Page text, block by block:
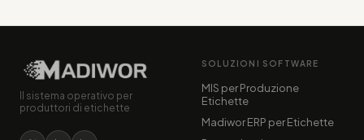
Il sistema operativo per
produttori di etichette
SOLUZIONI SOFTWARE
MIS per Produzione
Etichette
Madiwor ERP per Etichette